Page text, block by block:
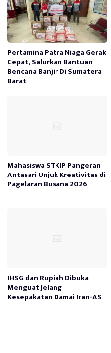
Pertamina Patra Niaga Gerak
Cepat, Salurkan Bantuan
Bencana Banjir Di Sumatera
Barat
Mahasiswa STKIP Pangeran
Antasari Unjuk Kreativitas di
Pagelaran Busana 2026
IHSG dan Rupiah Dibuka
Menguat Jelang
Kesepakatan Damai Iran-AS